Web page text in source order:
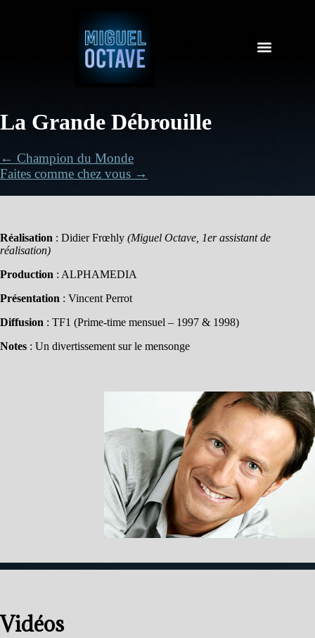
La Grande Débrouille
← Champion du Monde
Faites comme chez vous →
Réalisation : Didier Frœhly (Miguel Octave, 1er assistant de
réalisation)
Production : ALPHAMEDIA
Présentation : Vincent Perrot
Diffusion : TF1 (Prime-time mensuel – 1997 & 1998)
Notes : Un divertissement sur le mensonge
Vidéos